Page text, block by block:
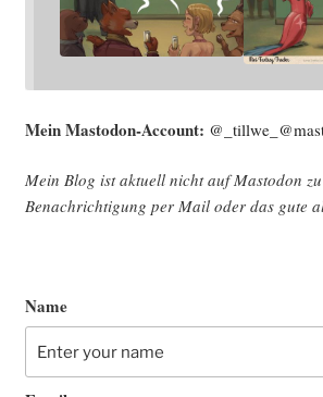
Mein Mast­o­don-Account:
Mein Blog ist aktu­ell nicht auf Mast­o­don
Benach­rich­ti­gung per Mail oder das gute
Name